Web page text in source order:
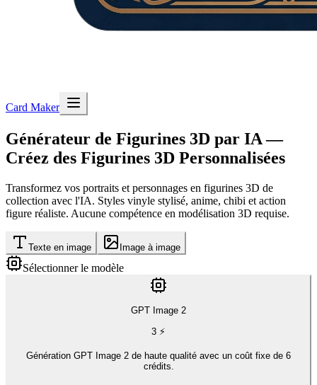
Card Maker
Générateur de Figurines 3D par IA —
Créez des Figurines 3D Personnalisées
Transformez vos portraits et personnages en figurines 3D de
collection avec l'IA. Styles vinyle stylisé, anime, chibi et action
figure réaliste. Aucune compétence en modélisation 3D requise.
Texte en image Image à image
Sélectionner le modèle
GPT Image 2
3 ⚡
Génération GPT Image 2 de haute qualité avec un coût fixe de 6
crédits.